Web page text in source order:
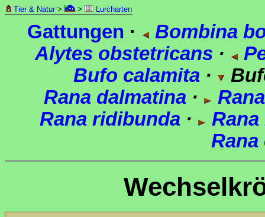
Tier & Natur> > Lurcharten
Gattungen ·
Bombina
Alytes obstetricans ·
Bufo calamita ·
Rana dalmatina ·
Rana ridibunda ·
Rana
Rana